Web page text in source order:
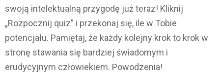
swoją intelektualną przygodę już teraz! Kliknij
„Rozpocznij quiz” i przekonaj się, ile w Tobie
potencjału. Pamiętaj, że każdy kolejny krok to krok w
stronę stawania się bardziej świadomym i
erudycyjnym człowiekiem. Powodzenia!